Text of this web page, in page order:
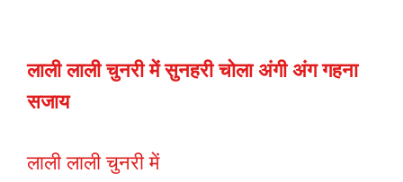
लाली लाली चुनरी में सुनहरी चोला अंगी अंग गहना
सजाय
लाली लाली चुनरी में